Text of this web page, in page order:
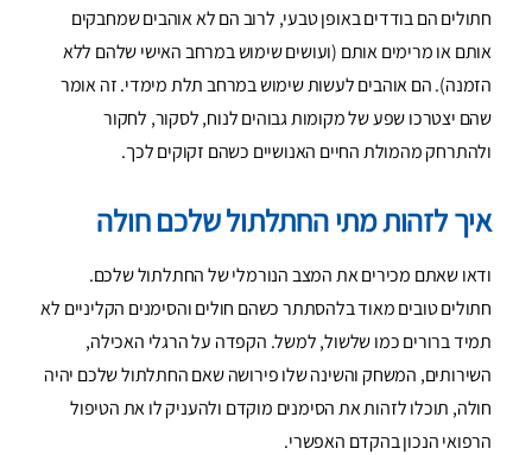
חתולים הם בודדים באופן טבעי, לרוב הם לא אוהבים שמחבקים
אותם או מרימים אותם (ועושים שימוש במרחב האישי שלהם ללא
הזמנה). הם אוהבים לעשות שימוש במרחב תלת מימדי. זה אומר
שהם יצטרכו שפע של מקומות גבוהים לנוח, לסקור, לחקור
ולהתרחק מהמולת החיים האנושיים כשהם זקוקים לכך.
איך לזהות מתי החתלתול שלכם חולה
ודאו שאתם מכירים את המצב הנורמלי של החתלתול שלכם.
חתולים טובים מאוד בלהסתתר כשהם חולים והסימנים הקליניים לא
תמיד ברורים כמו שלשול, למשל. הקפדה על הרגלי האכילה,
השירותים, המשחק והשינה שלו פירושה שאם החתלתול שלכם יהיה
חולה, תוכלו לזהות את הסימנים מוקדם ולהעניק לו את הטיפול
הרפואי הנכון בהקדם האפשרי.